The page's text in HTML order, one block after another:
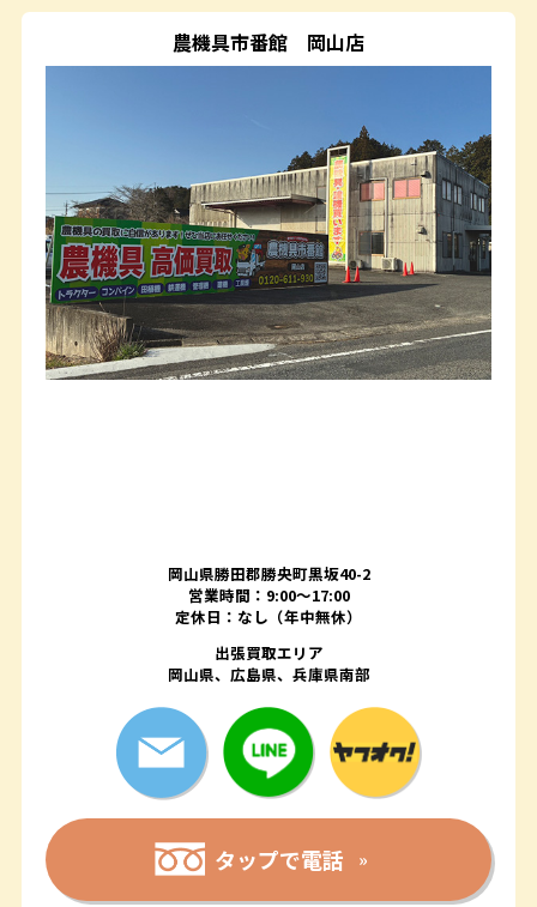
農機具市番館 岡山店
岡山県勝田郡勝央町黒坂40-2
営業時間：9:00～17:00
定休日：なし（年中無休）
出張買取エリア
岡山県、広島県、兵庫県南部
タップで電話